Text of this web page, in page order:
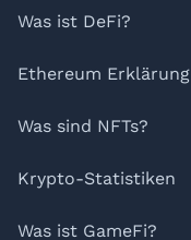
Was ist DeFi?
Ethereum Erklärung
Was sind NFTs?
Krypto-Statistiken
Was ist GameFi?